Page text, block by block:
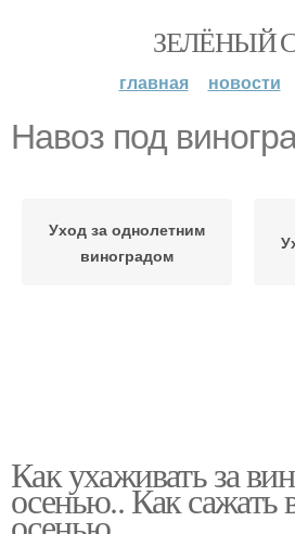
ЗЕЛЁНЫЙ
главная новости
Навоз под
Уход за однолетним
виноградом
Как ухаживать за
осенью.. Как сажать